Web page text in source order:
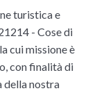
turistica e
- Cose di
cui missione è
con finalità di
della nostra